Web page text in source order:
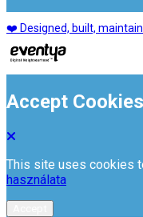
❤️ Designed, built,
Accept Cookies
This site uses cookies
használata